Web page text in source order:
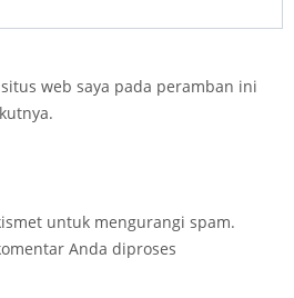
web saya pada peramban ini
untuk mengurangi spam.
Anda diproses